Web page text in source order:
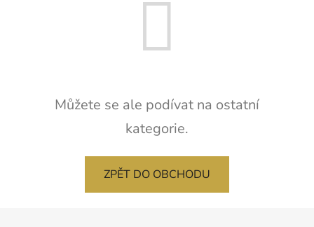
Můžete se ale podívat na ostatní
kategorie.
ZPĚT DO OBCHODU